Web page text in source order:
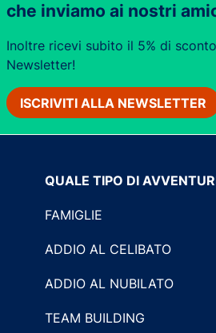
che inviamo ai nostri
Inoltre ricevi subito il 5% di
Newsletter!
ISCRIVITI ALLA NEWSLETTER
QUALE TIPO DI
FAMIGLIE
ADDIO AL CELIBATO
ADDIO AL NUBILATO
TEAM BUILDING